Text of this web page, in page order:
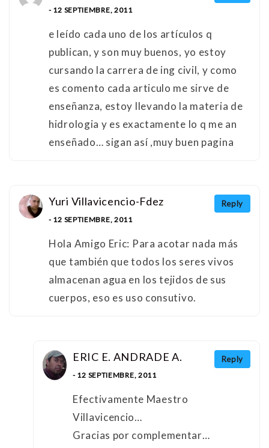
- 12 SEPTIEMBRE, 2011
e leído cada uno de los artículos q
publican, y son muy buenos, yo estoy
cursando la carrera de ing civil, y como
es comento cada articulo me sirve de
enseñanza, estoy llevando la materia de
hidrologia y es exactamente lo q me an
enseñado… sigan así ,muy buen pagina
Reply
Yuri Villavicencio-Fdez
- 12 SEPTIEMBRE, 2011
Hola Amigo Eric: Para acotar nada más
que también que todos los seres vivos
almacenan agua en los tejidos de sus
cuerpos, eso es uso consutivo.
Reply
ERIC E. ANDRADE A.
- 12 SEPTIEMBRE, 2011
Efectivamente Maestro
Villavicencio…
Gracias por complementar…